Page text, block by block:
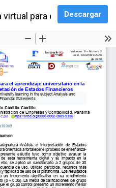
virtual para el aprendizaje
Descargar